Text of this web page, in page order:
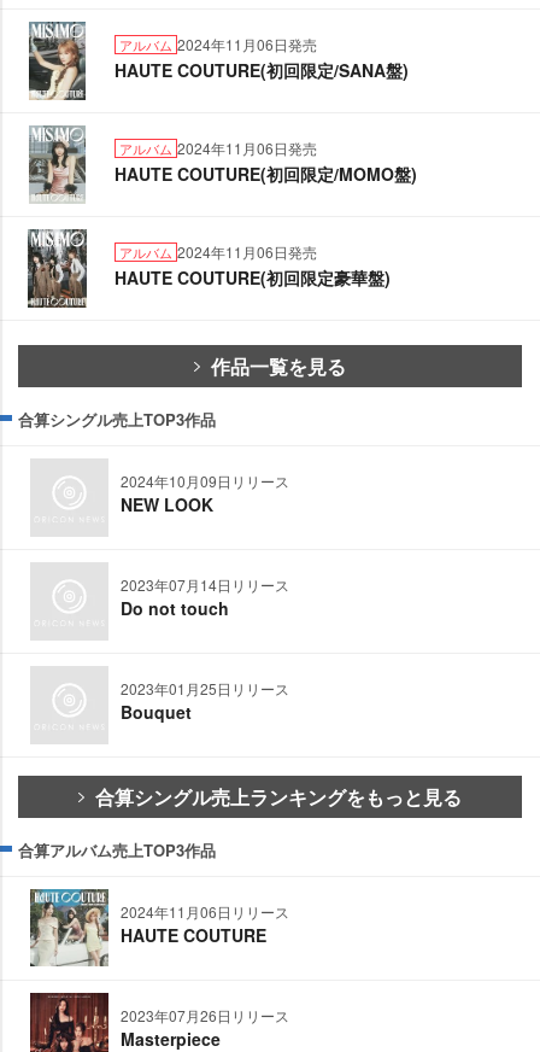
アルバム 2024年11月06日発売
HAUTE COUTURE(初回限定/SANA盤)
アルバム 2024年11月06日発売
HAUTE COUTURE(初回限定/MOMO盤)
アルバム 2024年11月06日発売
HAUTE COUTURE(初回限定豪華盤)
作品一覧を見る
合算シングル売上TOP3作品
2024年10月09日リリース
NEW LOOK
2023年07月14日リリース
Do not touch
2023年01月25日リリース
Bouquet
合算シングル売上ランキングをもっと見る
合算アルバム売上TOP3作品
2024年11月06日リリース
HAUTE COUTURE
2023年07月26日リリース
Masterpiece